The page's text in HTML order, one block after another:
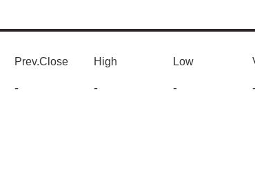
Prev.Close
-
High
-
Low
-